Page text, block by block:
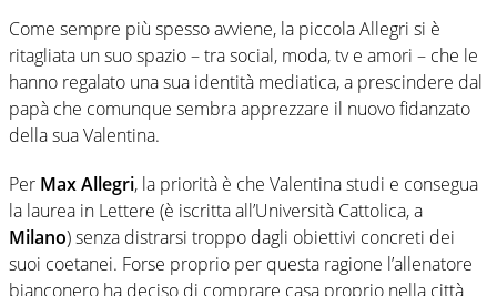
Come sempre più spesso avviene, la piccola Allegri si è
ritagliata un suo spazio – tra social, moda, tv e amori – che le
hanno regalato una sua identità mediatica, a prescindere dal
papà che comunque sembra apprezzare il nuovo fidanzato
della sua Valentina.
Per Max Allegri, la priorità è che Valentina studi e consegua
la laurea in Lettere (è iscritta all’Università Cattolica, a
Milano) senza distrarsi troppo dagli obiettivi concreti dei
suoi coetanei. Forse proprio per questa ragione l’allenatore
bianconero ha deciso di comprare casa proprio nella città